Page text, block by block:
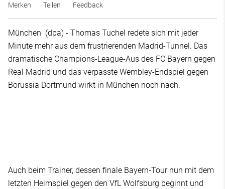
Merken Teilen Feedback
München (dpa) - Thomas Tuchel redete sich mit jeder
Minute mehr aus dem frustrierenden Madrid-Tunnel. Das
dramatische Champions-League-Aus des FC Bayern gegen
Real Madrid und das verpasste Wembley-Endspiel gegen
Borussia Dortmund wirkt in München noch nach.
Auch beim Trainer, dessen finale Bayern-Tour nun mit dem
letzten Heimspiel gegen den VfL Wolfsburg beginnt und